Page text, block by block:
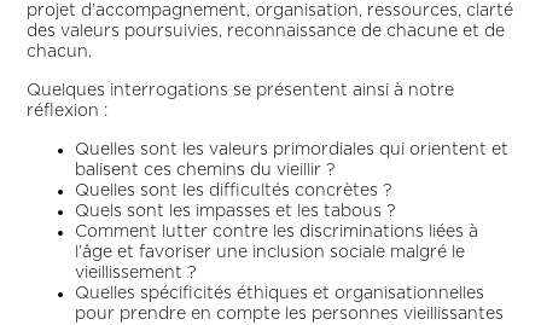
projet d’accompagnement, organisation, ressources, clarté
des valeurs poursuivies, reconnaissance de chacune et de
chacun.
Quelques interrogations se présentent ainsi à notre
réflexion :
Quelles sont les valeurs primordiales qui orientent et
balisent ces chemins du vieillir ?
Quelles sont les difficultés concrètes ?
Quels sont les impasses et les tabous ?
Comment lutter contre les discriminations liées à
l’âge et favoriser une inclusion sociale malgré le
vieillissement ?
Quelles spécificités éthiques et organisationnelles
pour prendre en compte les personnes vieillissantes